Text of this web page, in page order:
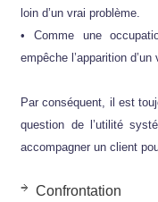
loin d’un vrai problème.
• Comme une
empêche l’apparition d’un
Par conséquent, il est
question de l’utilité
accompagner un client
Confrontation